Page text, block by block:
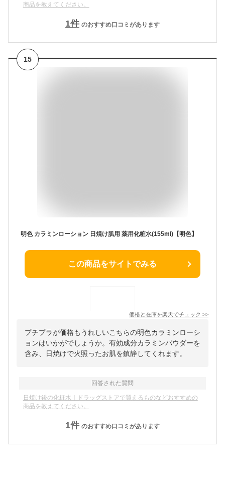
商品を教えてください。
1件 のおすすめ口コミがあります
15
明色 カラミンローション 日焼け肌用 薬用化粧水(155ml)【明色】
この商品をサイトでみる
価格と在庫を楽天でチェック >>
プチプラが価格もうれしいこちらの明色カラミンローシ
ョンはいかがでしょうか。有効成分カラミンパウダーを
含み、日焼けで火照ったお肌を鎮静してくれます。
回答された質問
日焼け後の化粧水｜ドラッグストアで買えるものなどおすすめの
商品を教えてください。
1件 のおすすめ口コミがあります